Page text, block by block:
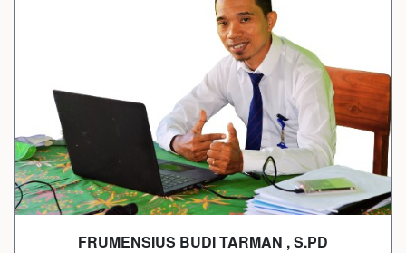
FRUMENSIUS BUDI TARMAN , S.PD